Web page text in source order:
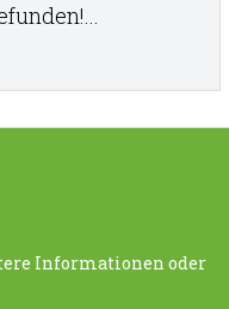
Informationen oder